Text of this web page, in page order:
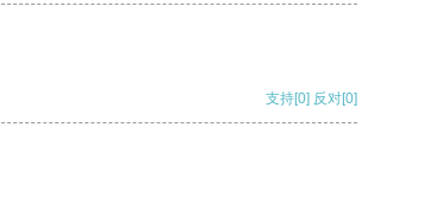
支持[0] 反对[0]